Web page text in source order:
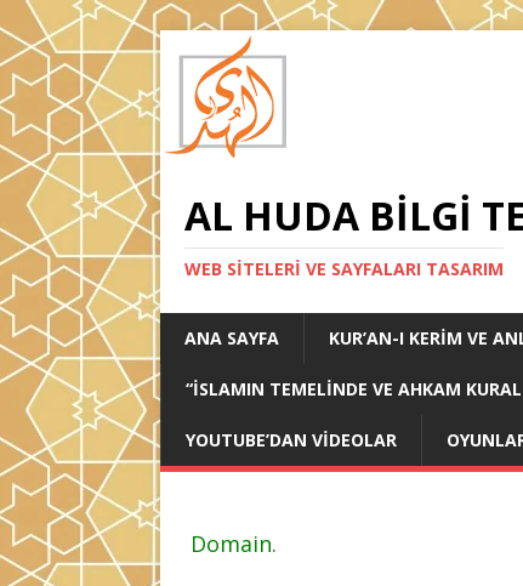
AL HUDA BILGI
WEB SITELERI VE SAYFALARI TASARIM
ANA SAYFA KUR’AN-I KERIM VE
“İSLAMIN TEMELINDE VE AHKAM
YOUTUBE’DAN VIDEOLAR
Domain.